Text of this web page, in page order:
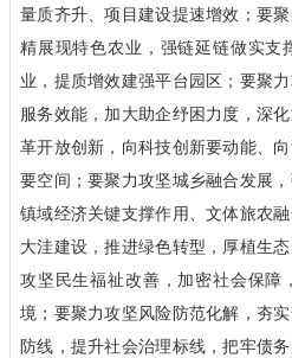
量质齐升、项目建设提速增效；要
精展现特色农业，强链延链做实支
业，提质增效建强平台园区；要聚
服务效能，加大助企纾困力度，深
革开放创新，向科技创新要动能、
要空间；要聚力攻坚城乡融合发展
镇域经济关键支撑作用、文体旅农
大洼建设，推进绿色转型，厚植生
攻坚民生福祉改善，加密社会保障
境；要聚力攻坚风险防范化解，夯
防线，提升社会治理标线，把牢债